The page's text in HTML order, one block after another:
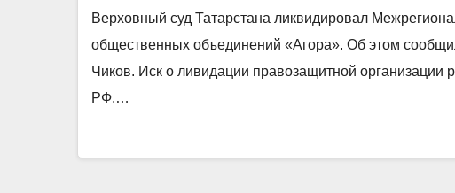
Верховный суд Татарстана ликвидировал
общественных объединений «Агора». Об этом
Чиков. Иск о ливидации правозащитной
РФ.…